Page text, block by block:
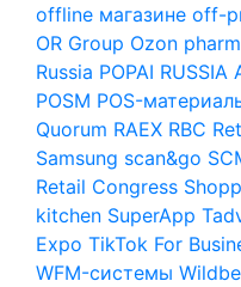
offline магазине off-
OR Group Ozon
Russia POPAI RUSSIA
POSM POS-
Quorum RAEX RBC
Samsung scan&go
Retail Congress
kitchen SuperApp
Expo TikTok For
WFM-системы